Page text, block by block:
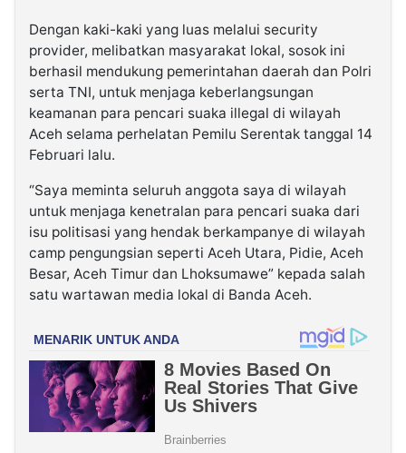
Dengan kaki-kaki yang luas melalui security
provider, melibatkan masyarakat lokal, sosok ini
berhasil mendukung pemerintahan daerah dan Polri
serta TNI, untuk menjaga keberlangsungan
keamanan para pencari suaka illegal di wilayah
Aceh selama perhelatan Pemilu Serentak tanggal 14
Februari lalu.
“Saya meminta seluruh anggota saya di wilayah
untuk menjaga kenetralan para pencari suaka dari
isu politisasi yang hendak berkampanye di wilayah
camp pengungsian seperti Aceh Utara, Pidie, Aceh
Besar, Aceh Timur dan Lhoksumawe” kepada salah
satu wartawan media lokal di Banda Aceh.